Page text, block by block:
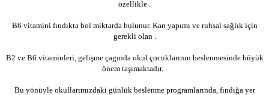
özellikle .
B6 vitamini fındıkta bol miktarda bulunur. Kan yapımı ve ruhsal sağlık için
gerekli olan .
B2 ve B6 vitaminleri, gelişme çagında okul çocuklarının beslenmesinde büyük
önem taşımaktadır. .
Bu yönüyle okullarımızdaki günlük beslenme programlarında, fındığa yer